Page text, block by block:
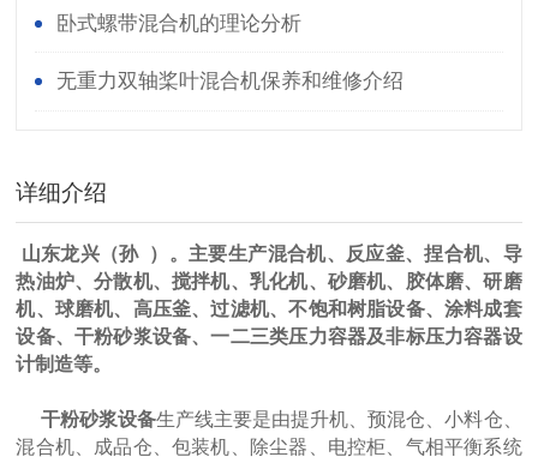
卧式螺带混合机的理论分析
无重力双轴桨叶混合机保养和维修介绍
详细介绍
山东龙兴（孙 ）。主要生产混合机、反应釜、捏合机、导
热油炉、分散机、搅拌机、乳化机、砂磨机、胶体磨、研磨
机、球磨机、高压釜、过滤机、不饱和树脂设备、涂料成套
设备、干粉砂浆设备、一二三类压力容器及非标压力容器设
计制造等。
干粉砂浆设备生产线主要是由提升机、预混仓、小料仓、
混合机、成品仓、包装机、除尘器、电控柜、气相平衡系统